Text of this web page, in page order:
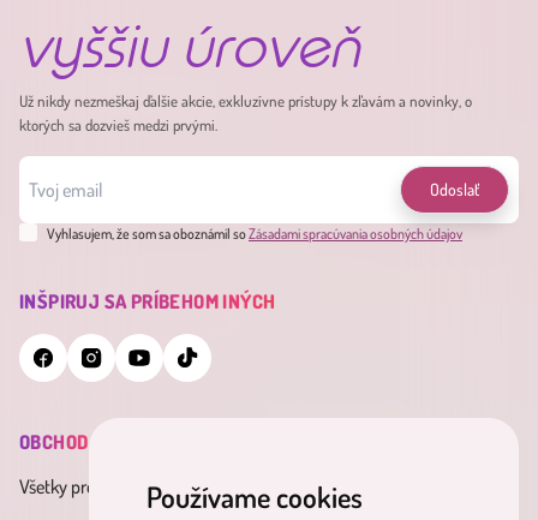
Používame cookies
vyššiu úroveň
Už nikdy nezmeškaj ďalšie akcie, exkluzívne prístupy k zľavám a novinky, o
ktorých sa dozvieš medzi prvými.
Odoslať
Vyhlasujem, že som sa oboznámil soZásadami spracúvania osobných údajov
INŠPIRUJ SA PRÍBEHOM INÝCH
OBCHOD
Všetky produkty
Všeobecné obchodné